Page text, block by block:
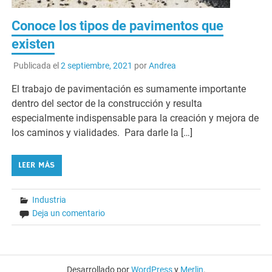
Conoce los tipos de pavimentos que
existen
Publicada el 2 septiembre, 2021 porAndrea
El trabajo de pavimentación es sumamente importante
dentro del sector de la construcción y resulta
especialmente indispensable para la creación y mejora de
los caminos y vialidades. Para darle la […]
LEER MÁS
Industria
Deja un comentario
Desarrollado porWordPressy Merlin.